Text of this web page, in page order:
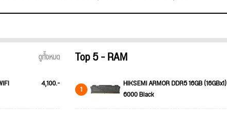
ดูทั้งหมด
4,100.-
Top 5 - RAM
1
HIKSEMI ARMOR DDR5 16GB (16GBx1)
6000 Black